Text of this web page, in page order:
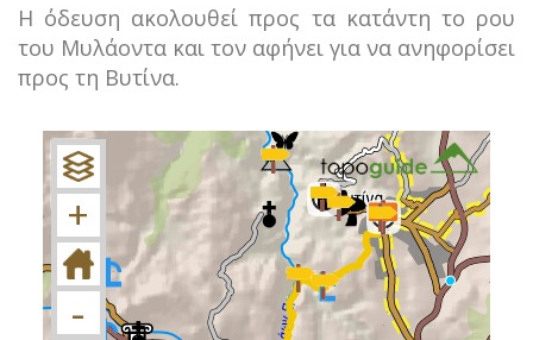
Η όδευση ακολουθεί προς τα κατάντη το ρου
του Μυλάοντα και τον αφήνει για να ανηφορίσει
προς τη Βυτίνα.
+
−+
-